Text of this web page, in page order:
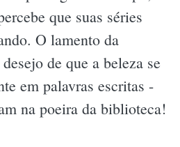
que suas séries
O lamento da
de que a beleza se
em palavras escritas -
na poeira da biblioteca!